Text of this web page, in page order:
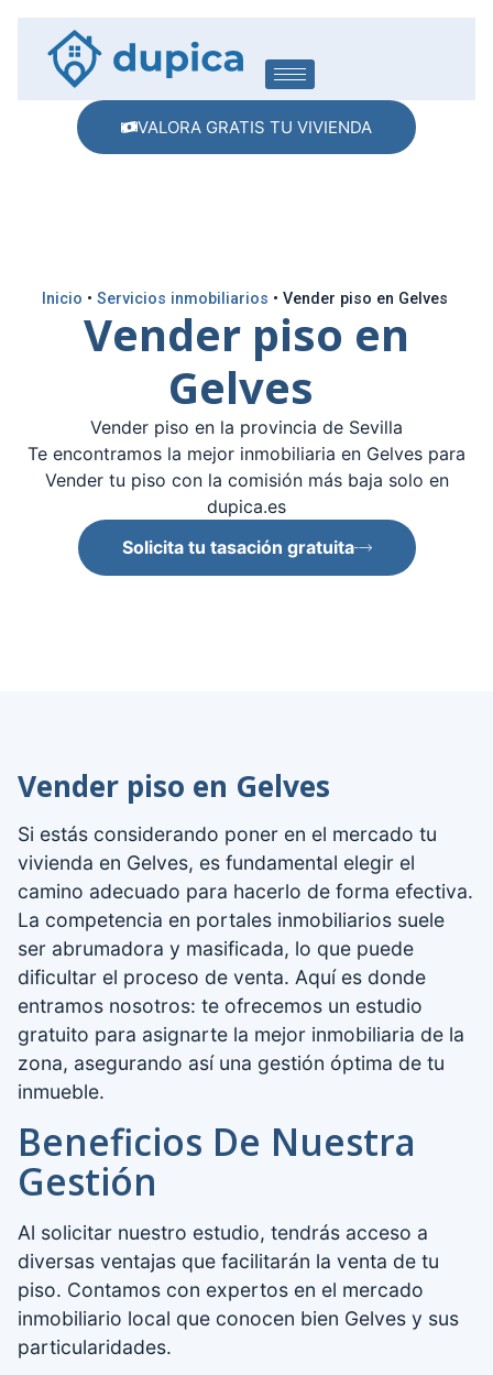
VALORA GRATIS TU VIVIENDA
Inicio • Servicios inmobiliarios • Vender piso en Gelves
Vender piso en
Gelves
Vender piso en la provincia de Sevilla
Te encontramos la mejor inmobiliaria en Gelves para
Vender tu piso con la comisión más baja solo en
dupica.es
Solicita tu tasación gratuita
Vender piso en Gelves
Si estás considerando poner en el mercado tu
vivienda en Gelves, es fundamental elegir el
camino adecuado para hacerlo de forma efectiva.
La competencia en portales inmobiliarios suele
ser abrumadora y masificada, lo que puede
dificultar el proceso de venta. Aquí es donde
entramos nosotros: te ofrecemos un estudio
gratuito para asignarte la mejor inmobiliaria de la
zona, asegurando así una gestión óptima de tu
inmueble.
Beneficios De Nuestra
Gestión
Al solicitar nuestro estudio, tendrás acceso a
diversas ventajas que facilitarán la venta de tu
piso. Contamos con expertos en el mercado
inmobiliario local que conocen bien Gelves y sus
particularidades.